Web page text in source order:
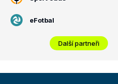
eFotbal
Další partneři